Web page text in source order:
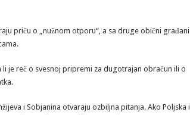
priču o „nužnom otporu“, a sa druge obični građani
je reč o svesnoj pripremi za dugotrajan obračun ili o
i Sobjanina otvaraju ozbiljna pitanja. Ako Poljska i